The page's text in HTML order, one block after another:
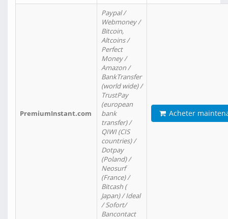
PremiumInstant.com
Paypal /
Webmoney /
Bitcoin,
Altcoins /
Perfect
Money /
Amazon /
BankTransfer
(world wide) /
TrustPay
(european
bank
transfer) /
QIWI (CIS
countries) /
Dotpay
(Poland) /
Neosurf
(France) /
Bitcash (
Japan) / Ideal
/ Sofort/
Bancontact
Acheter